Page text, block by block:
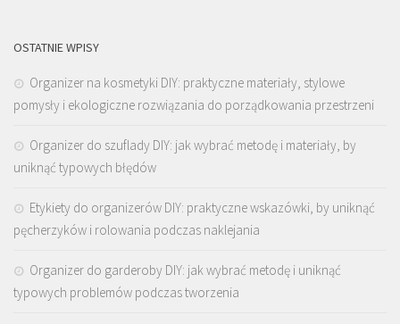
OSTATNIE WPISY
Organizer na kosmetyki DIY: praktyczne materiały, stylowe
pomysły i ekologiczne rozwiązania do porządkowania przestrzeni
Organizer do szuflady DIY: jak wybrać metodę i materiały, by
uniknąć typowych błędów
Etykiety do organizerów DIY: praktyczne wskazówki, by uniknąć
pęcherzyków i rolowania podczas naklejania
Organizer do garderoby DIY: jak wybrać metodę i uniknąć
typowych problemów podczas tworzenia